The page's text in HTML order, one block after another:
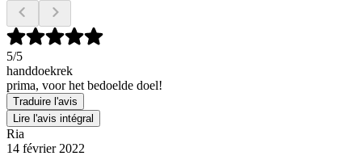
5/5
handdoekrek
prima, voor het bedoelde doel!
Traduire l'avis
Lire l'avis intégral
Ria
14 février 2022